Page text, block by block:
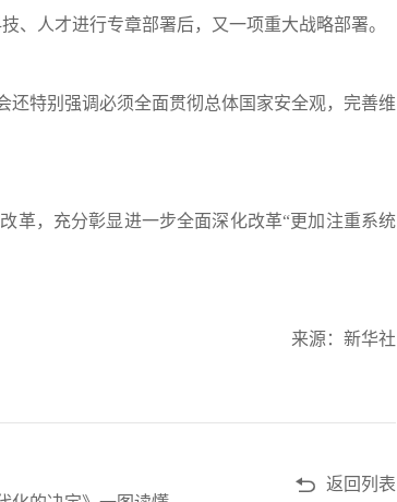
、人才进行专章部署后，又一项重大战略部署。
还特别强调必须全面贯彻总体国家安全观，完善维
革，充分彰显进一步全面深化改革“更加注重系统
来源：新华社
返回列表